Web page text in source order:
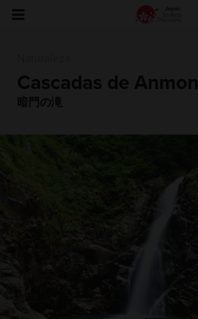
Cascadas de Anmon
暗門の滝